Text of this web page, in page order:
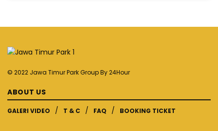
© 2022 Jawa Timur Park Group By24Hour
ABOUT US
GALERI VIDEO T & C FAQ BOOKING TICKET